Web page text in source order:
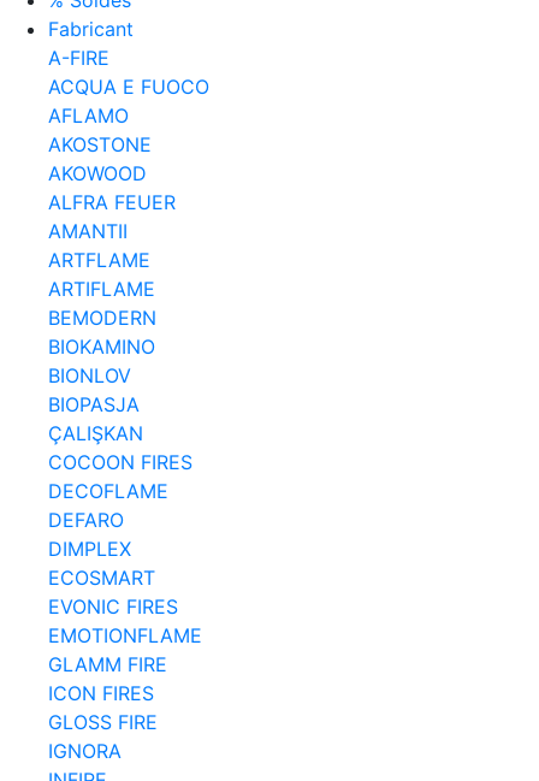
Fabricant
A-FIRE
ACQUA E FUOCO
AFLAMO
AKOSTONE
AKOWOOD
ALFRA FEUER
AMANTII
ARTFLAME
ARTIFLAME
BEMODERN
BIOKAMINO
BIONLOV
BIOPASJA
ÇALIŞKAN
COCOON FIRES
DECOFLAME
DEFARO
DIMPLEX
ECOSMART
EVONIC FIRES
EMOTIONFLAME
GLAMM FIRE
ICON FIRES
GLOSS FIRE
IGNORA